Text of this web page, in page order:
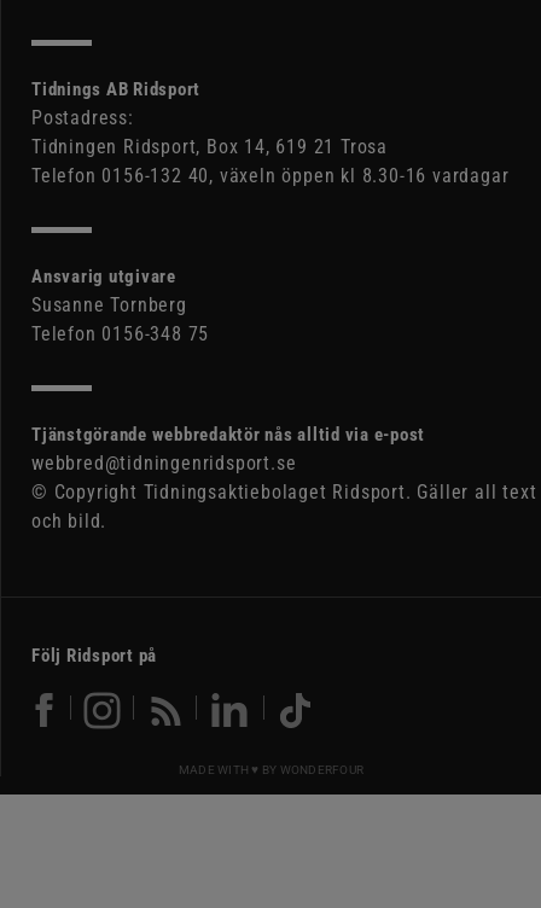
Tidnings AB Ridsport
Postadress:
Tidningen Ridsport, Box 14, 619 21 Trosa
Telefon 0156-132 40, växeln öppen kl 8.30-16 vardagar
Ansvarig utgivare
Susanne Tornberg
Telefon 0156-348 75
Tjänstgörande webbredaktör nås alltid via e-post
webbred@tidningenridsport.se
© Copyright Tidningsaktiebolaget Ridsport. Gäller all text
och bild.
Följ Ridsport på
MADE WITH ♥ BY WONDERFOUR